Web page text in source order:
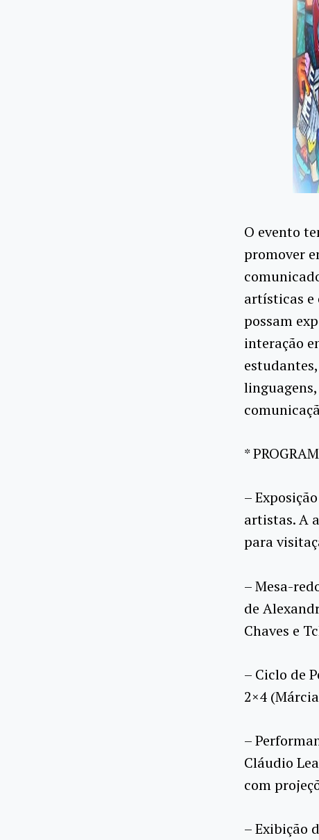
O evento
promover
artísticas e
possam
interação
*
–
artistas. A
para
– Mesa-
de
Chaves e
– Ciclo de
2×4
–
Cláudio
com
– Exibição